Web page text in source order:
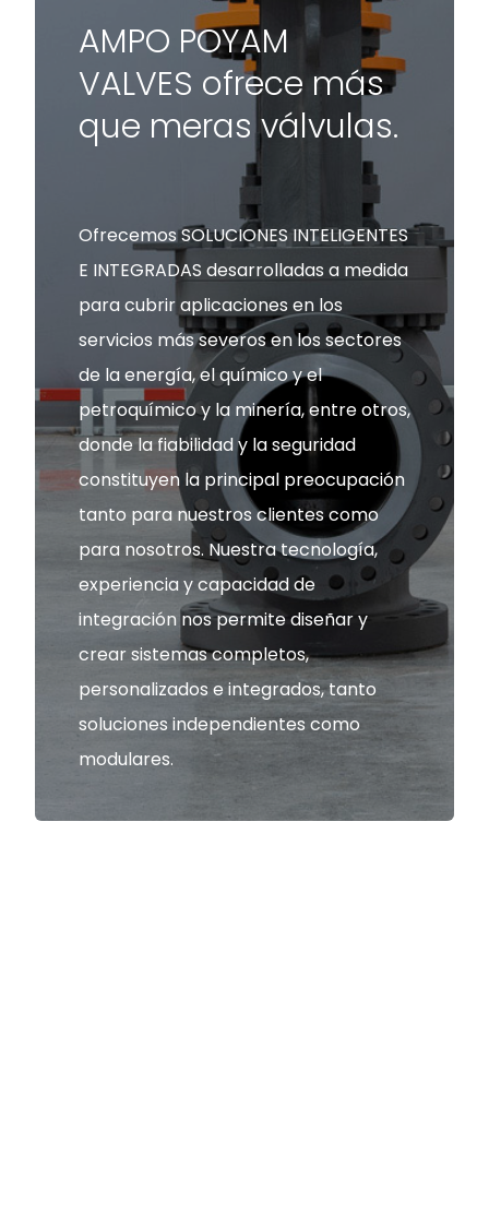
AMPO POYAM
VALVES ofrece más
que meras válvulas.
Ofrecemos SOLUCIONES INTELIGENTES
E INTEGRADAS desarrolladas a medida
para cubrir aplicaciones en los
servicios más severos en los sectores
de la energía, el químico y el
petroquímico y la minería, entre otros,
donde la fiabilidad y la seguridad
constituyen la principal preocupación
tanto para nuestros clientes como
para nosotros. Nuestra tecnología,
experiencia y capacidad de
integración nos permite diseñar y
crear sistemas completos,
personalizados e integrados, tanto
soluciones independientes como
modulares.